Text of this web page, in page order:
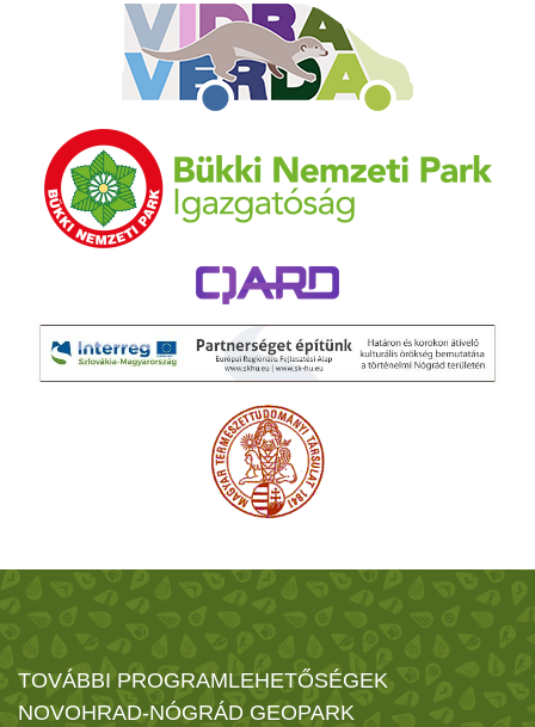
TOVÁBBI PROGRAMLEHETŐSÉGEK
NOVOHRAD-NÓGRÁD GEOPARK